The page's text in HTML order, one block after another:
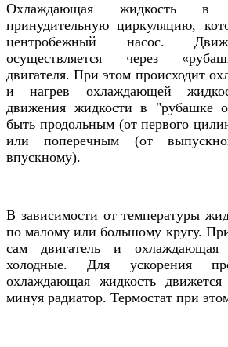
Охлаждающая жидкость в
принудительную циркуляцию,
центробежный насос.
осуществляется через
двигателя. При этом происходит
и нагрев охлаждающей
движения жидкости в "рубашке
быть продольным (от первого
или поперечным (от
впускному).
В зависимости от температуры
по малому или большому кругу. При
сам двигатель и
холодные. Для ускорения
охлаждающая жидкость
минуя радиатор. Термостат при